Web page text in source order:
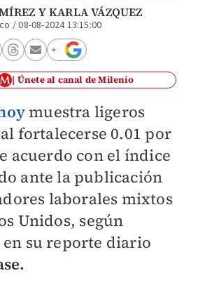
YKARLA VÁZQUEZ
/08-08-2024 13:15:00
Únete al canal de Milenio
muestra ligeros
fortalecerse 0.01 por
acuerdo con el índice
ante la publicación
laborales mixtos
Unidos, según
su reporte diario